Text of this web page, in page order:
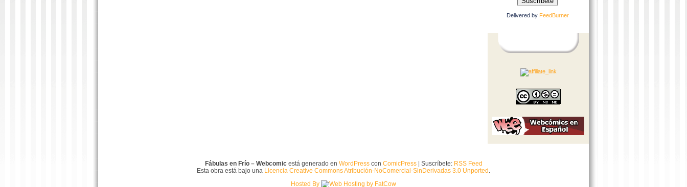
Delivered by FeedBurner
Fábulas en Frío – Webcomicestá generado en WordPresscon ComicPress| Suscríbete: RSS Feed
Esta obra está bajo una Licencia Creative Commons Atribución-NoComercial-SinDerivadas 3.0 Unported .
Hosted By